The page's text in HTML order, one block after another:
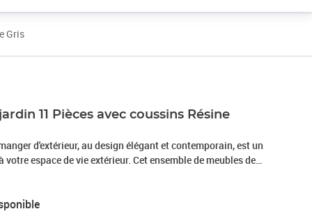
Gris
11 Pièces avec coussins Résine
d'extérieur, au design élégant et contemporain, est un
espace de vie extérieur. Cet ensemble de meubles de
en acier enduit de poudre, très stable et durable. La
à l'extérieur. Le dessus de table en verre est facile à